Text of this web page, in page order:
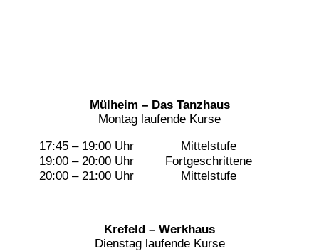
Mülheim – Das Tanzhaus
Montag laufende Kurse
17:45 – 19:00 Uhr
Mittelstufe
19:00 – 20:00 Uhr
Fortgeschrittene
20:00 – 21:00 Uhr
Mittelstufe
Krefeld – Werkhaus
Dienstag laufende Kurse